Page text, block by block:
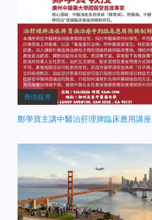
商情報導
鄭學寶主講中醫治肝理脾臨床應用講座